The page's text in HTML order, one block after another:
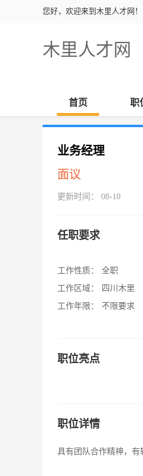
您好，欢迎来到木里人才网！
木里人才网
首页 职
业务经理
面议
更新时间： 08-10
任职要求
工作性质：
全职
工作区域：
四川木里
工作年限：
不限要求
职位亮点
职位详情
具有团队合作精神，有